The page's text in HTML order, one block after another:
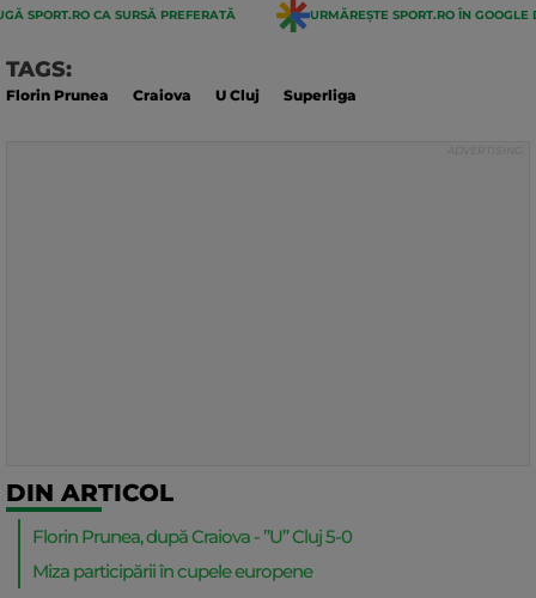
SPORT.RO CA SURSĂ PREFERATĂ URMĂREȘTE SPORT.RO ÎN GOOGLE
TAGS:
Florin Prunea Craiova U Cluj Superliga
DIN ARTICOL
Florin Prunea, după Craiova - ”U” Cluj 5-0
Miza participării în cupele europene